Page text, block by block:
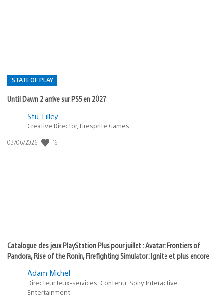
STATE OF PLAY
Until Dawn 2 arrive sur PS5 en 2027
Postée
:
Stu Tilley
Creative Director, Firesprite Games
Date
03/06/2026 16
Catalogue des jeux PlayStation Plus pour juillet : Avatar: Frontiers of
Pandora, Rise of the Ronin, Firefighting Simulator: Ignite et plus encore
Adam Michel
Directeur Jeux-services, Contenu, Sony Interactive
Entertainment